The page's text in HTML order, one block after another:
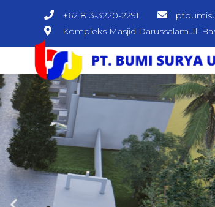
+62 813-3220-2291
Kompleks Masjid Darussalam Jl.